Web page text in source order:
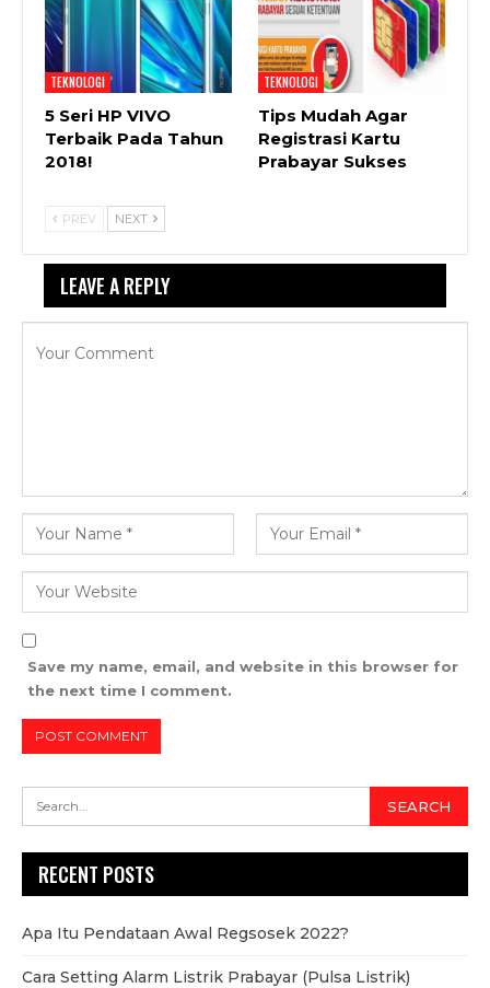
TEKNOLOGI
5 Seri HP VIVO
Terbaik Pada Tahun
2018!
TEKNOLOGI
Tips Mudah Agar
Registrasi Kartu
Prabayar Sukses
PREV NEXT
LEAVE A REPLY
Your email address will not be published.
Save my name, email, and website in this browser for
the next time I comment.
RECENT POSTS
Apa Itu Pendataan Awal Regsosek 2022?
Cara Setting Alarm Listrik Prabayar (Pulsa Listrik)